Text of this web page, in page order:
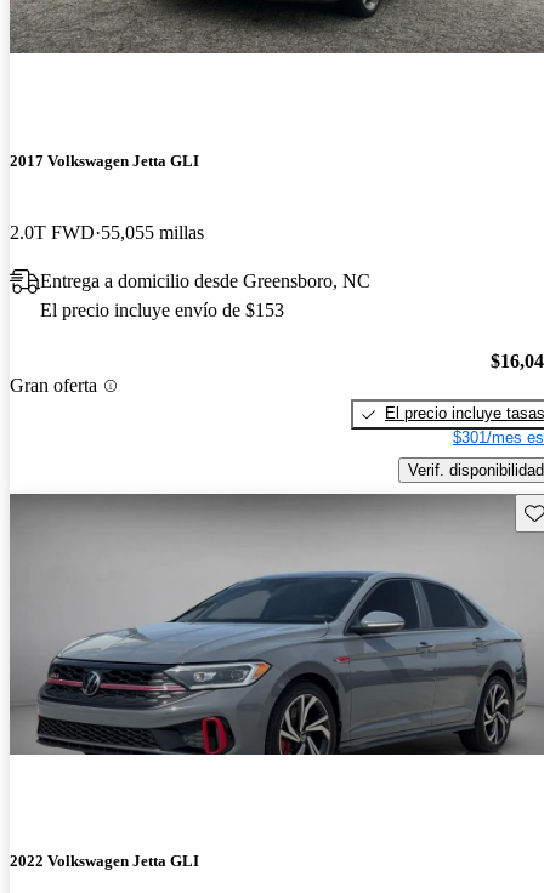
2017 Volkswagen Jetta GLI
2.0T FWD 55,055 millas
Entrega a domicilio desde Greensboro, NC
El precio incluye envío de $153
Gran oferta
El precio incluye tasas
$301/mes
Verif. disponibilidad
2022 Volkswagen Jetta GLI